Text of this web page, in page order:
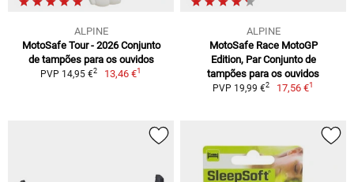
ALPINE
MotoSafe Tour - 2026 Conjunto
de tampões para os ouvidos
PVP 14,95 €2 13,46 €1
ALPINE
MotoSafe Race MotoGP
Edition, Par Conjunto de
tampões para os ouvidos
PVP 19,99 €2 17,56 €1